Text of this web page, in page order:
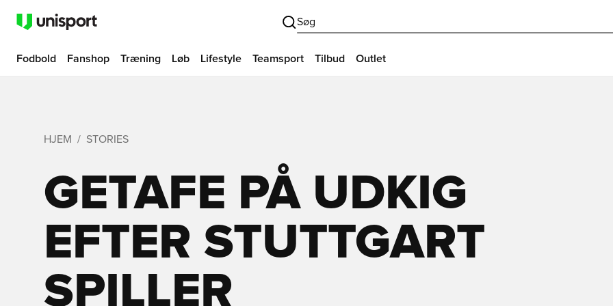
Søg
Fodbold Fanshop Træning Løb Lifestyle Teamsport Tilbud Outlet
HJEM STORIES
GETAFE PÅ UDKIG
EFTER STUTTGART
SPILLER